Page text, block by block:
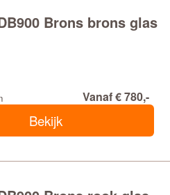
Brons brons glas
Vanaf € 780,-
Bekijk